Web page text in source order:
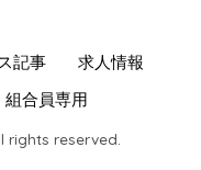
記事 求人情報
組合員専用
rights reserved.